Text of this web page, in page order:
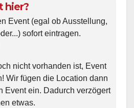
hier?
Event (egal ob Ausstellung,
sofort eintragen.
nicht vorhanden ist, Event
Wir fügen die Location dann
Event ein. Dadurch verzögert
etwas.